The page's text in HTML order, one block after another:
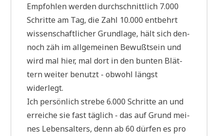
Emp­foh­len wer­den durch­schnitt­lich 7.000
Schrit­te am Tag, die Zahl 10.000 ent­behrt
wis­sen­schaft­li­cher Grund­la­ge, hält sich den­
noch zäh im all­ge­mei­nen Bewußt­sein und
wird mal hier, mal dort in den bun­ten Blät­
tern wei­ter benutzt - obwohl längst
widerlegt.
Ich per­sön­lich stre­be 6.000 Schrit­te an und
errei­che sie fast täg­lich - das auf Grund mei­
nes Lebens­al­ters, denn ab 60 dür­fen es pro